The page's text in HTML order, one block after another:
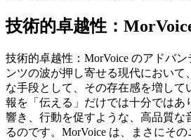
技術的卓越性：
技術的卓越性：MorVoice のアドバ
ンツの波が押し寄せる現代において
な手段として、その存在感を増して
報を「伝える」だけでは十分ではあ
響き、行動を促すような、高品質な
るのです。MorVoice は、まさにそ